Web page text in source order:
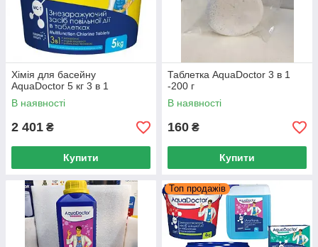
Хімія для басейну
AquaDoctor 5 кг 3 в 1
В наявності
2 401 ₴
Купити
Таблетка AquaDoctor 3 в 1
-200 г
В наявності
160 ₴
Купити
Топ продажів